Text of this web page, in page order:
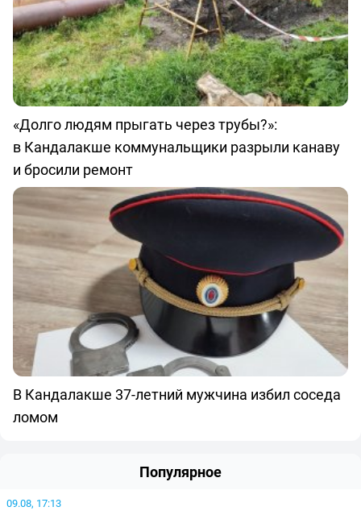
«Долго людям прыгать через трубы?»:
в Кандалакше коммунальщики разрыли канаву
и бросили ремонт
В Кандалакше 37-летний мужчина избил соседа
ломом
Популярное
09.08, 17:13